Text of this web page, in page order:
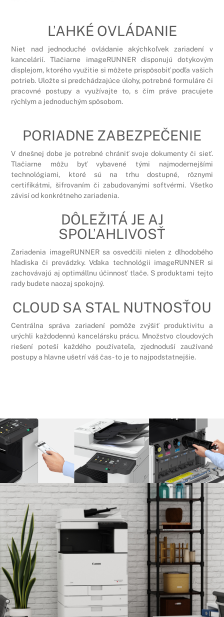
ĽAHKÉ OVLÁDANIE
Niet nad jednoduché ovládanie akýchkoľvek zariadení v
kancelárií. Tlačiarne imageRUNNER disponujú dotykovým
displejom, ktorého využitie si môžete prispôsobiť podľa vašich
potrieb. Uložte si predchádzajúce úlohy, potrebné formuláre či
pracovné postupy a využívajte to, s čím práve pracujete
rýchlym a jednoduchým spôsobom.
PORIADNE ZABEZPEČENIE
V dnešnej dobe je potrebné chrániť svoje dokumenty či sieť.
Tlačiarne môžu byť vybavené tými najmodernejšími
technológiami, ktoré sú na trhu dostupné, rôznymi
certifikátmi, šifrovaním či zabudovanými softvérmi. Všetko
závisí od konkrétneho zariadenia.
DÔLEŽITÁ JE AJ
SPOĽAHLIVOSŤ
Zariadenia imageRUNNER sa osvedčili nielen z dlhodobého
hľadiska či prevádzky. Vďaka technológii imageRUNNER si
zachovávajú aj optimállnu účinnosť tlače. S produktami tejto
rady budete naozaj spokojný.
CLOUD SA STAL NUTNOSŤOU
Centrálna správa zariadení pomôže zvýšiť produktivitu a
urýchli každodennú kancelársku prácu. Množstvo cloudových
riešení poteší každého používateľa, zjednoduší zaužívané
postupy a hlavne ušetrí váš čas - to je to najpodstatnejšie.